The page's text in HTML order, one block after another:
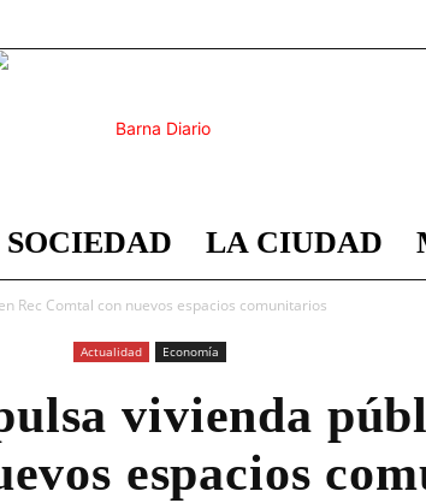
Barna
SOCIEDAD LA CIUDAD
Rec Comtal con nuevos espacios comunitarios
Actualidad Economía
vivienda
espacios